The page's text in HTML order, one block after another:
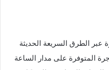
عبر الطرق السريعة الحديثة
المتوفرة على مدار الساعة